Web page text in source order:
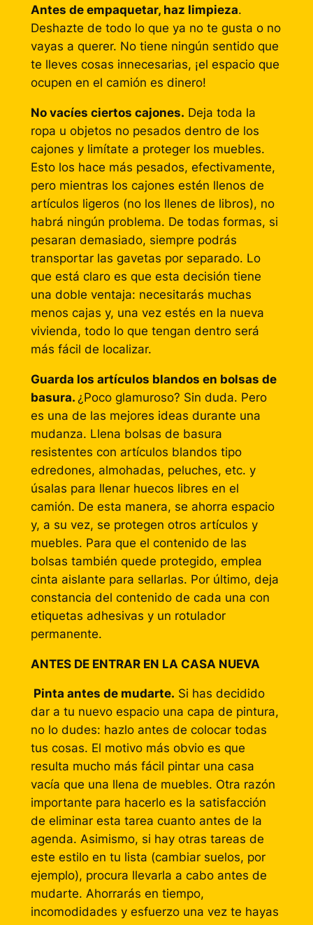
Antes de empaquetar, haz limpieza.
Deshazte de todo lo que ya no te gusta o no
vayas a querer. No tiene ningún sentido que
te lleves cosas innecesarias, ¡el espacio que
ocupen en el camión es dinero!
No vacíes ciertos cajones. Deja toda la
ropa u objetos no pesados dentro de los
cajones y limítate a proteger los muebles.
Esto los hace más pesados, efectivamente,
pero mientras los cajones estén llenos de
artículos ligeros (no los llenes de libros), no
habrá ningún problema. De todas formas, si
pesaran demasiado, siempre podrás
transportar las gavetas por separado. Lo
que está claro es que esta decisión tiene
una doble ventaja: necesitarás muchas
menos cajas y, una vez estés en la nueva
vivienda, todo lo que tengan dentro será
más fácil de localizar.
Guarda los artículos blandos en bolsas de
basura. ¿Poco glamuroso? Sin duda. Pero
es una de las mejores ideas durante una
mudanza. Llena bolsas de basura
resistentes con artículos blandos tipo
edredones, almohadas, peluches, etc. y
úsalas para llenar huecos libres en el
camión. De esta manera, se ahorra espacio
y, a su vez, se protegen otros artículos y
muebles. Para que el contenido de las
bolsas también quede protegido, emplea
cinta aislante para sellarlas. Por último, deja
constancia del contenido de cada una con
etiquetas adhesivas y un rotulador
permanente.
ANTES DE ENTRAR EN LA CASA NUEVA
Pinta antes de mudarte. Si has decidido
dar a tu nuevo espacio una capa de pintura,
no lo dudes: hazlo antes de colocar todas
tus cosas. El motivo más obvio es que
resulta mucho más fácil pintar una casa
vacía que una llena de muebles. Otra razón
importante para hacerlo es la satisfacción
de eliminar esta tarea cuanto antes de la
agenda. Asimismo, si hay otras tareas de
este estilo en tu lista (cambiar suelos, por
ejemplo), procura llevarla a cabo antes de
mudarte. Ahorrarás en tiempo,
incomodidades y esfuerzo una vez te hayas